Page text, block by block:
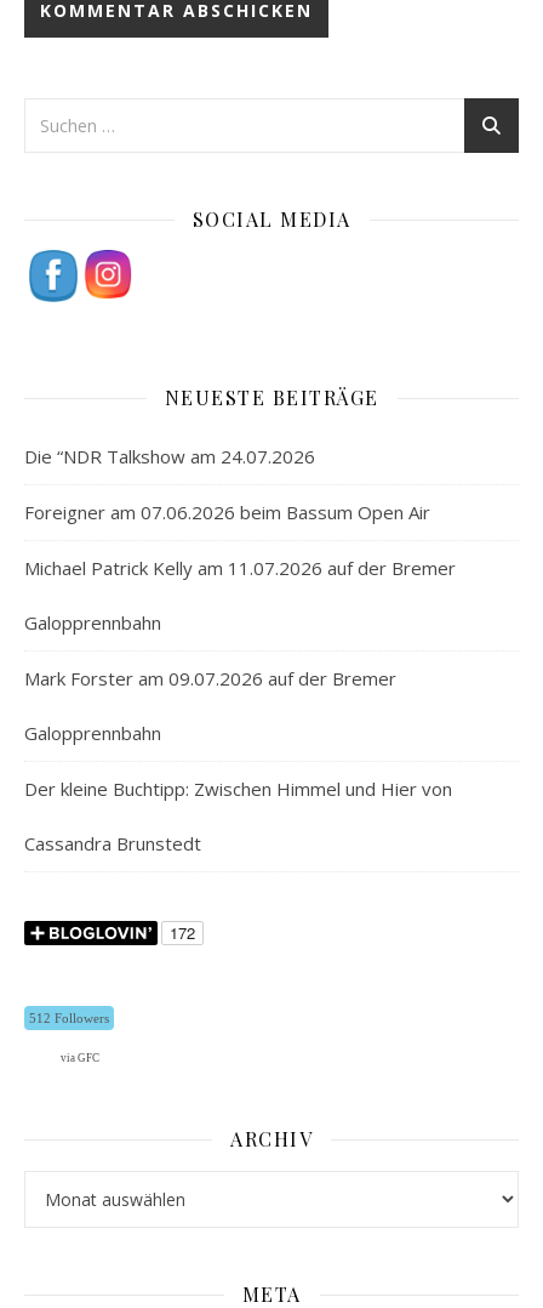
SOCIAL MEDIA
NEUESTE BEITRÄGE
Die “NDR Talkshow am 24.07.2026
Foreigner am 07.06.2026 beim Bassum Open Air
Michael Patrick Kelly am 11.07.2026 auf der Bremer
Galopprennbahn
Mark Forster am 09.07.2026 auf der Bremer
Galopprennbahn
Der kleine Buchtipp: Zwischen Himmel und Hier von
Cassandra Brunstedt
512 Followers
via GFC
ARCHIV
META